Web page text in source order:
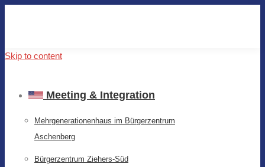
Skip to content
Meeting & Integration
Mehrgenerationenhaus im Bürgerzentrum
Aschenberg
Bürgerzentrum Ziehers-Süd